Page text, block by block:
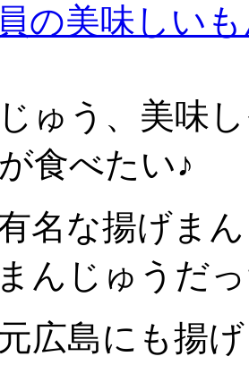
の美味しい
ゅう、美味
食べたい♪
名な揚げま
んじゅうだ
広島にも揚